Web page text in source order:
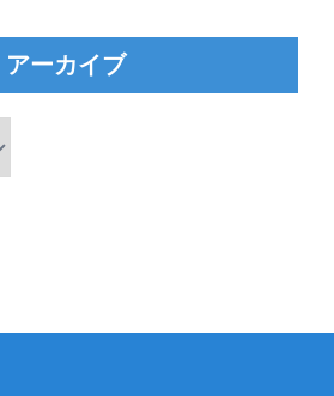
アーカイブ